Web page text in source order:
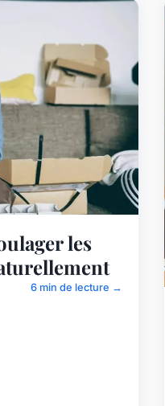
les
6 min de lecture →